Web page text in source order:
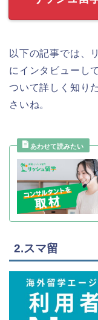
以下の記事では、
にインタビューし
ついて詳しく知り
さいね。
2.スマ留